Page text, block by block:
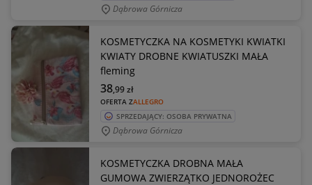
Dąbrowa Górnicza
KOSMETYCZKA NA KOSMETYKI KWIATKI
KWIATY DROBNE KWIATUSZKI MAŁA
fleming
OFERTA ZALLEGRO
38,99zł
SPRZEDAJĄCY: OSOBA PRYWATNA
Dąbrowa Górnicza
KOSMETYCZKA DROBNA MAŁA
GUMOWA ZWIERZĄTKO JEDNOROŻEC